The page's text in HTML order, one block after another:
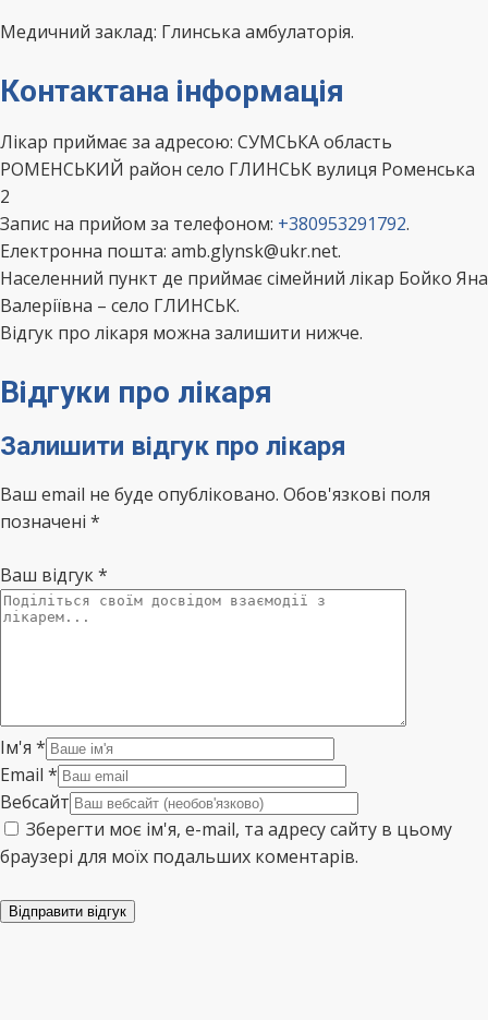
Медичний заклад: Глинська амбулаторія.
Контактана інформація
Лікар приймає за адресою: СУМСЬКА область
РОМЕНСЬКИЙ район село ГЛИНСЬК вулиця Роменська
2
Запис на прийом за телефоном: +380953291792.
Електронна пошта: amb.glynsk@ukr.net.
Населенний пункт де приймає сімейний лікар Бойко Яна
Валеріївна – село ГЛИНСЬК.
Відгук про лікаря можна залишити нижче.
Відгуки про лікаря
Залишити відгук про лікаря
Ваш email не буде опубліковано. Обов'язкові поля
позначені *
Ваш відгук*
Ім'я *
Email *
Вебсайт
Зберегти моє ім'я, e-mail, та адресу сайту в цьому
браузері для моїх подальших коментарів.
Відправити відгук